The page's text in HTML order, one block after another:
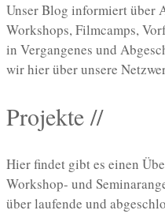
Unser Blog informiert über
Workshops, Filmcamps,
in Vergangenes und
wir hier über unsere
Projekte //
Hier findet gibt es einen
Workshop- und
über laufende und